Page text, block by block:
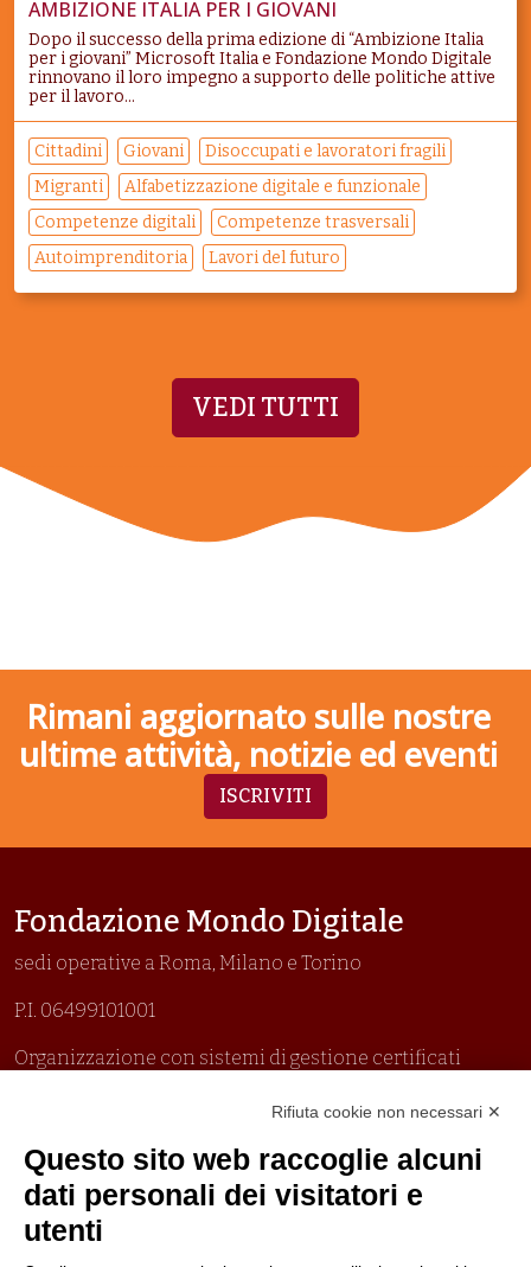
AMBIZIONE ITALIA PER I GIOVANI
Dopo il successo della prima edizione di “Ambizione Italia
per i giovani” Microsoft Italia e Fondazione Mondo Digitale
rinnovano il loro impegno a supporto delle politiche attive
per il lavoro...
Cittadini Giovani
Disoccupati e lavoratori fragili
Migranti
Alfabetizzazione digitale e funzionale
Competenze digitali
Competenze trasversali
Autoimprenditoria
Lavori del futuro
VEDI TUTTI
Rimani aggiornato sulle nostre
ultime attività, notizie ed eventi
ISCRIVITI
Fondazione Mondo Digitale
sedi operative a Roma, Milano e Torino
P.I. 06499101001
Organizzazione con sistemi di gestione certificati
Politica per la parità di genere
Politica antibullismo
Rifiuta cookie non necessari ✕
Questo sito web raccoglie alcuni
dati personali dei visitatori e
utenti